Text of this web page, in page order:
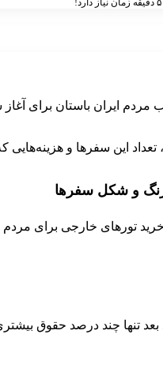
تعداد این سفرها و
ایران کمتر شده است. دلیل آن‌ نیز، شدت گرفتن روند
تنها چند درصد حقوق بیشتری